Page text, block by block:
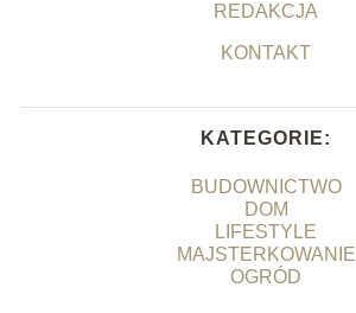
REDAKCJA
KONTAKT
KATEGORIE:
BUDOWNICTWO
DOM
LIFESTYLE
MAJSTERKOWANIE
OGRÓD